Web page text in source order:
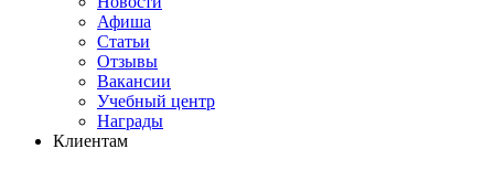
Афиша
Статьи
Отзывы
Вакансии
Учебный центр
Награды
Клиентам